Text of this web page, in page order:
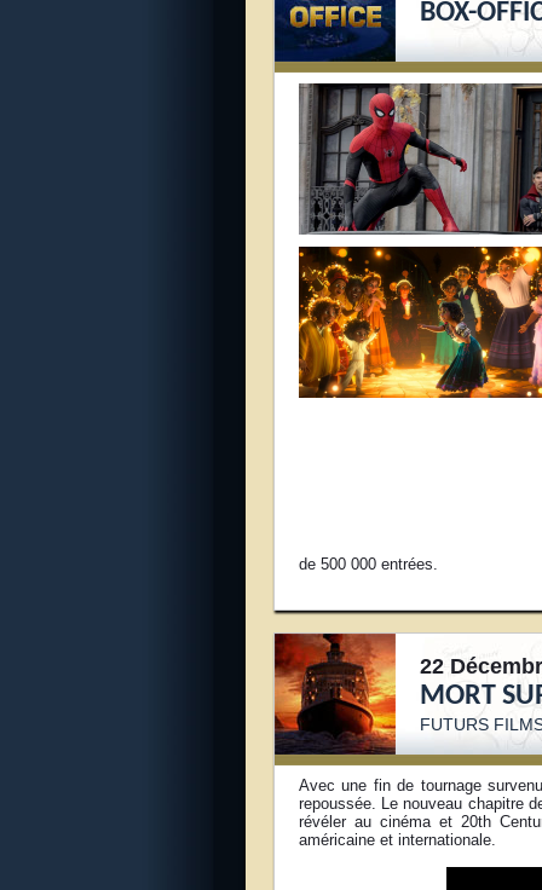
BOX-
de 500 000 entrées.
22
MORT
FUTURS
Avec une fin de tournage
repoussée. Le nouveau chapitre
révéler au cinéma et 20th
américaine et internationale.